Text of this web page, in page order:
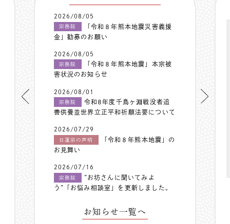
2026/08/05
宗務院
「令和８年熊本地震災害義援
金」勧募のお願い
2026/08/05
宗務院
「令和８年熊本地震」本宗被
害状況のお知らせ
2026/08/01
宗務院
令和8年度千鳥ヶ淵戦没者追
善供養並世界立正平和祈願法要について
2026/07/29
日蓮宗の声明
「令和８年熊本地震」の
お見舞い
2026/07/16
宗務院
”お坊さんに聞いてみよ
う”「お悩み相談室」を更新しました。
お知らせ一覧へ